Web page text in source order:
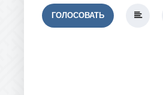
ГОЛОСОВАТЬ